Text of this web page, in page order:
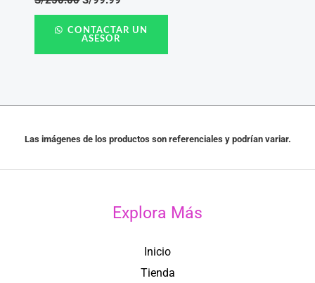
CONTACTAR UN
ASESOR
Las imágenes de los productos son referenciales y podrían variar.
Explora Más
Inicio
Tienda